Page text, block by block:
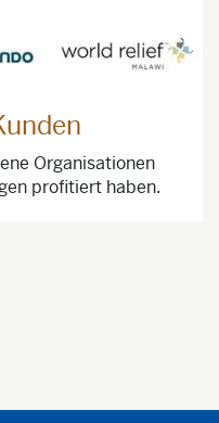
Organisationen
profitiert haben.